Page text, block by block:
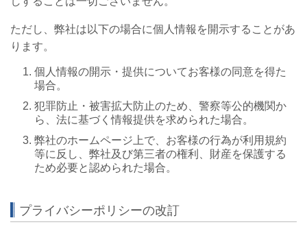
ただし、弊社は以下の場合に個人情報を開示することがあ
ります。
個人情報の開示・提供についてお客様の同意を得た
場合。
犯罪防止・被害拡大防止のため、警察等公的機関か
ら、法に基づく情報提供を求められた場合。
弊社のホームページ上で、お客様の行為が利用規約
等に反し、弊社及び第三者の権利、財産を保護する
ため必要と認められた場合。
プライバシーポリシーの改訂